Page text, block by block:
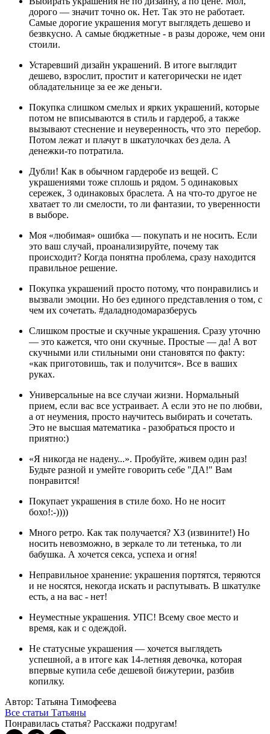
дорого — значит точно ок. Нет. Так это не работает.
Самые дорогие украшения могут выглядеть дешево и
безвкусно. А самые бюджетные - в разы дороже, чем они
стоили.
Устаревший дизайн украшений. В итоге выглядит
дешево, взрослит, простит и категорически не идет
обладательнице за ее же деньги.
Покупка слишком смелых и ярких украшений, которые
потом не вписываются в стиль и гардероб, а также
вызывают стеснение и неуверенность, что это перебор.
Потом лежат и плачут в шкатулочках без дела. А
денежки-то потратила.
Дубли! Как в обычном гардеробе из вещей. С
украшениями тоже сплошь и рядом. 5 одинаковых
сережек, 3 одинаковых браслета. А на что-то другое не
хватает то ли смелости, то ли фантазии, то уверенности
в выборе.
Моя «любимая» ошибка — покупать и не носить. Если
это ваш случай, проанализируйте, почему так
происходит? Когда понятна проблема, сразу находится
правильное решение.
Покупка украшений просто потому, что понравились и
вызвали эмоции. Но без единого представления о том, с
чем их сочетать. #даладнодомаразберусь
Слишком простые и скучные украшения. Сразу уточню
— это кажется, что они скучные. Простые — да! А вот
скучными или стильными они становятся по факту:
«как приготовишь, так и получится». Все в ваших
руках.
Универсальные на все случаи жизни. Нормальный
прием, если вас все устраивает. А если это не по любви,
а от неумения, просто научитесь выбирать и сочетать.
Это не высшая математика - разобраться просто и
приятно:)
«Я никогда не надену...». Пробуйте, живем один раз!
Будьте разной и умейте говорить себе "ДА!" Вам
понравится!
Покупает украшения в стиле бохо. Но не носит
бохо!:-))))
Много ретро. Как так получается? ХЗ (извините!) Но
носить невозможно, в зеркале то ли тетенька, то ли
бабушка. А хочется секса, успеха и огня!
Неправильное хранение: украшения портятся, теряются
и не носятся, некогда искать и распутывать. В шкатулке
есть, а на вас - нет!
Неуместные украшения. УПС! Всему свое место и
время, как и с одеждой.
Не статусные украшения — хочется выглядеть
успешной, а в итоге как 14-летняя девочка, которая
впервые купила себе дешевой бижутерии, разбив
копилку.
Автор: Татьяна Тимофеева
Все статьи Татьяны
Понравилась статья? Расскажи подругам!